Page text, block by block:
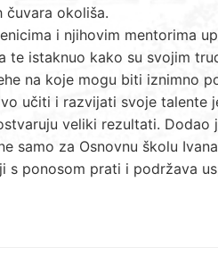
čuvara okoliša.
i njihovim mentorima
te istaknuo kako su svojim
na koje mogu biti iznimno
učiti i razvijati svoje talente
veliki rezultati. Dodao
samo za Osnovnu školu
s ponosom prati i podržava